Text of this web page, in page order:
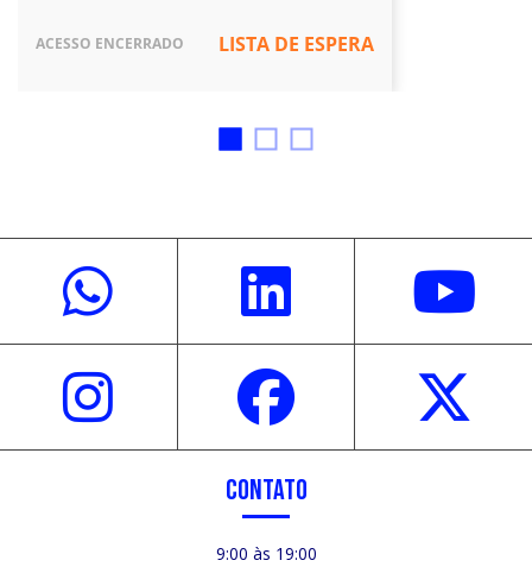
ACESSO ENCERRADO LISTA DE ESPERA
CONTATO
9:00 às 19:00